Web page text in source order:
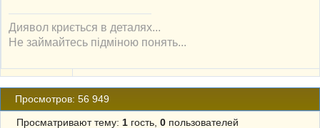
Диявол криється в деталях...
Не займайтесь підміною понять...
Просмотров: 56 949
Просматривают тему: 1гость, 0пользователей